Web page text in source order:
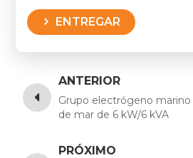
ENTREGAR
ANTERIOR
Grupo electrógeno
de mar de 6 kW/6 kVA
PRÓXIMO